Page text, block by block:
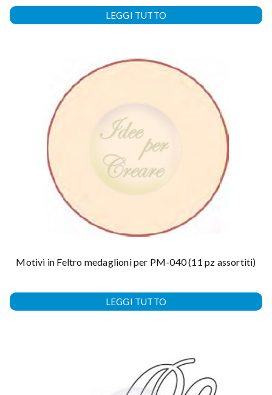
LEGGI TUTTO
Motivi in Feltro medaglioni per PM-040 (11 pz assortiti)
LEGGI TUTTO